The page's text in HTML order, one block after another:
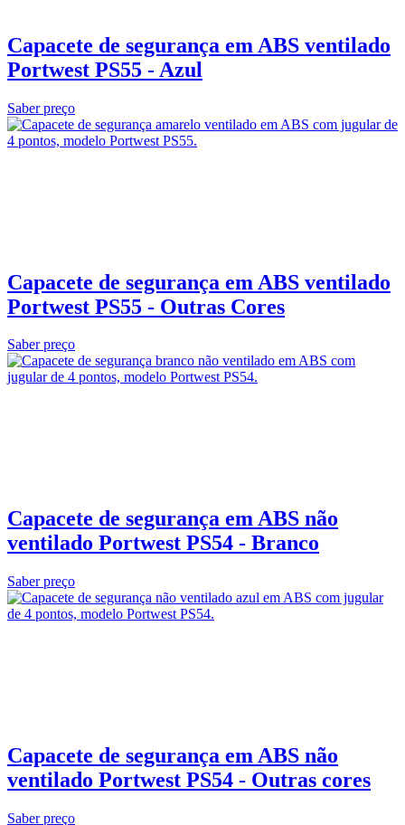
Capacete de segurança em ABS ventilado
Portwest PS55 - Azul
Saber preço
Capacete de segurança em ABS ventilado
Portwest PS55 - Outras Cores
Saber preço
Capacete de segurança em ABS não
ventilado Portwest PS54 - Branco
Saber preço
Capacete de segurança em ABS não
ventilado Portwest PS54 - Outras cores
Saber preço